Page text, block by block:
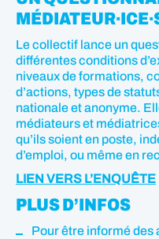
Le collectif lance un
différentes conditions
niveaux de formations,
d’actions, types de
nationale et anonyme.
médiateurs et
qu’ils soient en poste,
d’emploi, ou même en
LIEN VERS L’ENQUÊTE
PLUS D’INFOS
Pour être informé